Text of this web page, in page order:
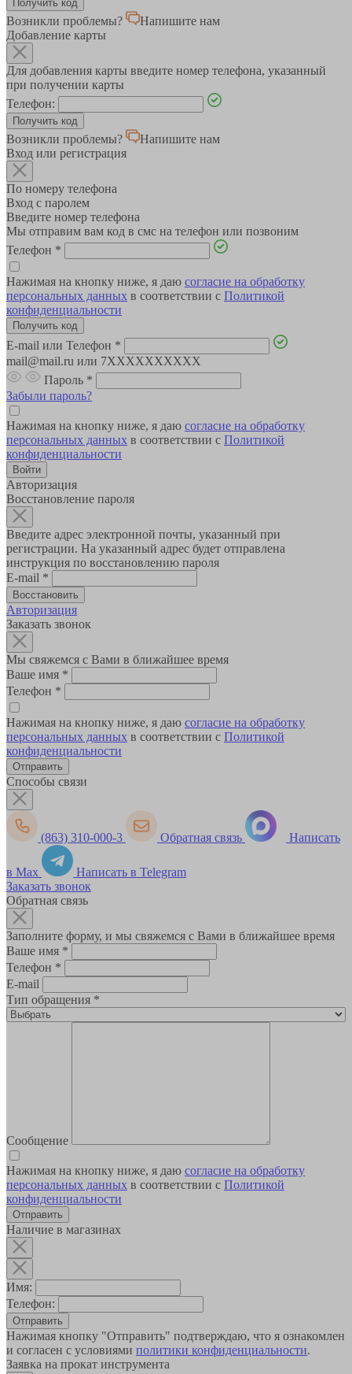
Возникли проблемы?
Напишите нам
Добавление карты
Для добавления карты введите номер телефона, указанный
при получении карты
Телефон:
Возникли проблемы?
Напишите нам
Вход или регистрация
По номеру телефона
Вход с паролем
Введите номер телефона
Мы отправим вам код в смс на телефон или позвоним
Телефон *
Нажимая на кнопку ниже, я даю согласие на обработку
персональных данных в соответствии с Политикой
конфиденциальности
E-mail или Телефон *
mail@mail.ru или 7XXXXXXXXXX
Пароль *
Забыли пароль?
Нажимая на кнопку ниже, я даю согласие на обработку
персональных данных в соответствии с Политикой
конфиденциальности
Авторизация
Восстановление пароля
Введите адрес электронной почты, указанный при
регистрации. На указанный адрес будет отправлена
инструкция по восстановлению пароля
E-mail *
Авторизация
Заказать звонок
Мы свяжемся с Вами в ближайшее время
Ваше имя *
Телефон *
Нажимая на кнопку ниже, я даю согласие на обработку
персональных данных в соответствии с Политикой
конфиденциальности
Способы связи
(863) 310-000-3 Обратная связь Написать
в Max
Написать в Telegram
Заказать звонок
Обратная связь
Заполните форму, и мы свяжемся с Вами в ближайшее время
Ваше имя *
Телефон *
E-mail
Тип обращения *
Сообщение
Нажимая на кнопку ниже, я даю согласие на обработку
персональных данных в соответствии с Политикой
конфиденциальности
Наличие в магазинах
Имя:
Телефон:
Отправить
Нажимая кнопку "Отправить" подтверждаю, что я ознакомлен
и согласен с условиями политики конфиденциальности.
Заявка на прокат инструмента